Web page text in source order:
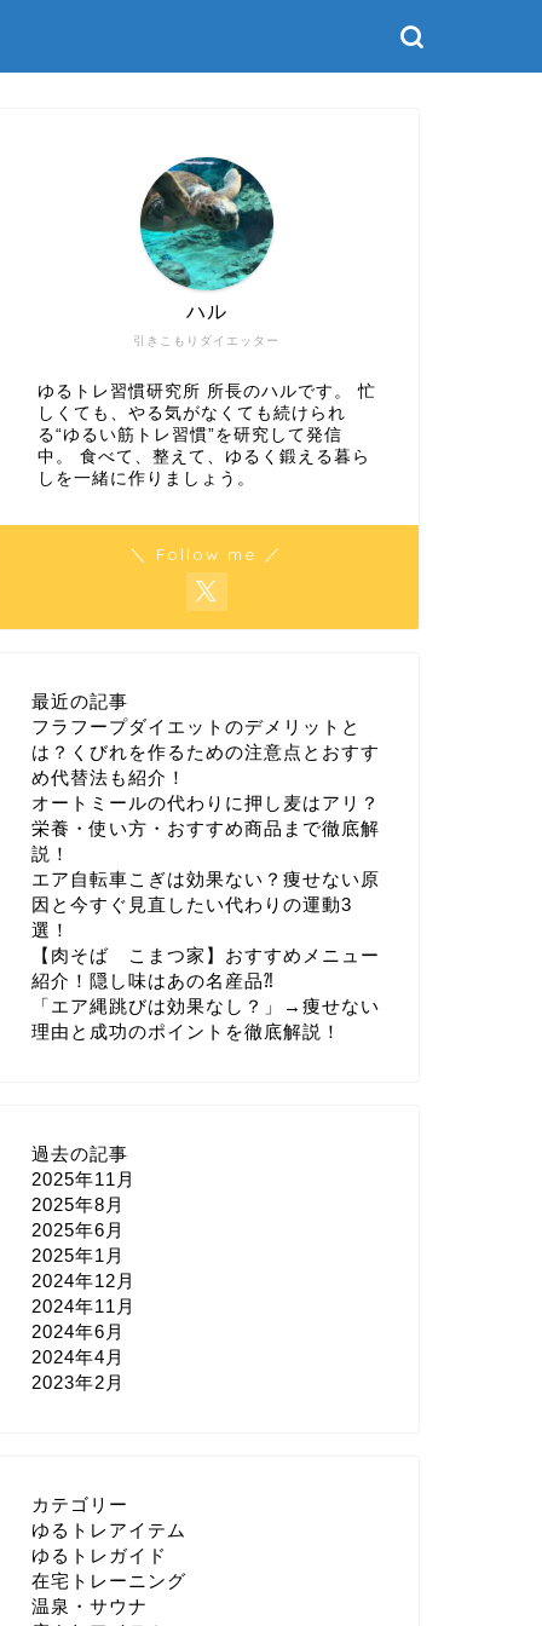
引きこもりダイエッター
ハル
ゆるトレ習慣研究所 所長のハルです。 忙
しくても、やる気がなくても続けられ
る“ゆるい筋トレ習慣”を研究して発信
中。 食べて、整えて、ゆるく鍛える暮ら
しを一緒に作りましょう。
＼ Follow me ／
最近の記事
フラフープダイエットのデメリットと
は？くびれを作るための注意点とおすす
め代替法も紹介！
オートミールの代わりに押し麦はアリ？
栄養・使い方・おすすめ商品まで徹底解
説！
エア自転車こぎは効果ない？痩せない原
因と今すぐ見直したい代わりの運動3
選！
【肉そば こまつ家】おすすめメニュー
紹介！隠し味はあの名産品⁈
「エア縄跳びは効果なし？」→痩せない
理由と成功のポイントを徹底解説！
過去の記事
2025年11月
2025年8月
2025年6月
2025年1月
2024年12月
2024年11月
2024年6月
2024年4月
2023年2月
カテゴリー
ゆるトレアイテム
ゆるトレガイド
在宅トレーニング
温泉・サウナ